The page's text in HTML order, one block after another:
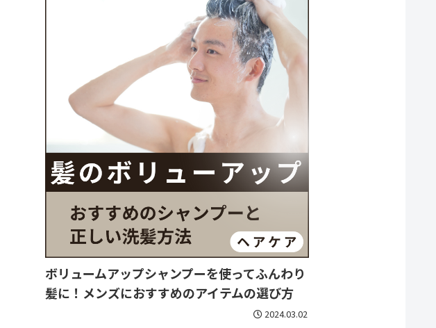
ボリュームアップシャンプーを使ってふんわり
髪に！メンズにおすすめのアイテムの選び方
2024.03.02